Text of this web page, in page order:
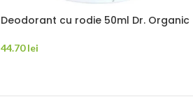
Deodorant cu rodie 50ml Dr. Organic
44.70lei